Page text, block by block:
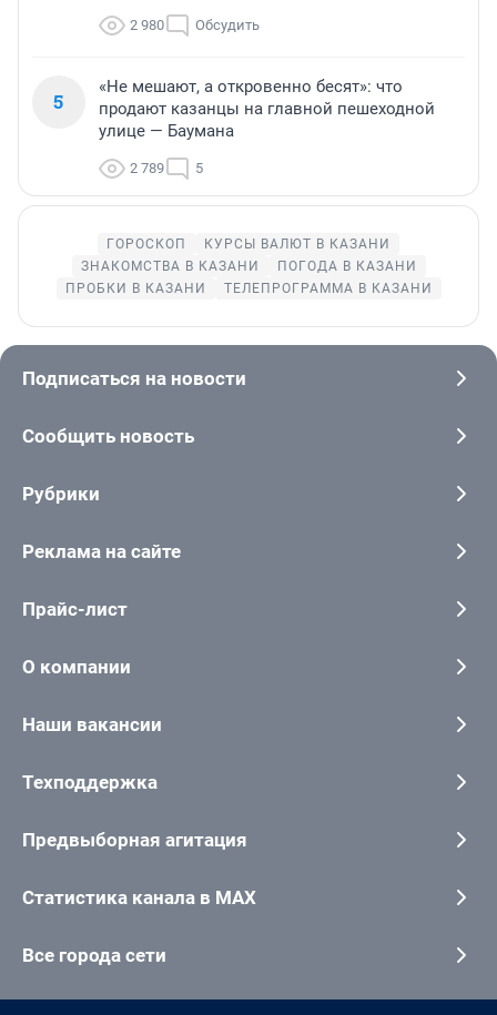
2 980 Обсудить
5
«Не мешают, а откровенно бесят»: что
продают казанцы на главной пешеходной
улице — Баумана
2 789 5
ГОРОСКОП
КУРСЫ ВАЛЮТ В КАЗАНИ
ЗНАКОМСТВА В КАЗАНИ
ПОГОДА В КАЗАНИ
ПРОБКИ В КАЗАНИ
ТЕЛЕПРОГРАММА В КАЗАНИ
Подписаться на новости
Сообщить новость
Рубрики
Реклама на сайте
Прайс-лист
О компании
Наши вакансии
Техподдержка
Предвыборная агитация
Статистика канала в MAX
Все города сети